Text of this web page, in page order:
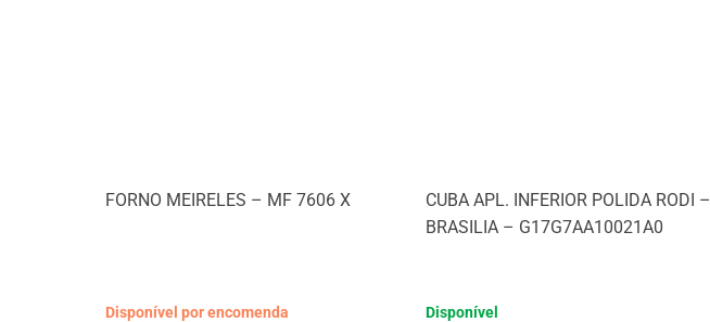
FORNO MEIRELES – MF 7606 X
Disponível por encomenda
CUBA APL. INFERIOR POLIDA RODI –
BRASILIA – G17G7AA10021A0
Disponível